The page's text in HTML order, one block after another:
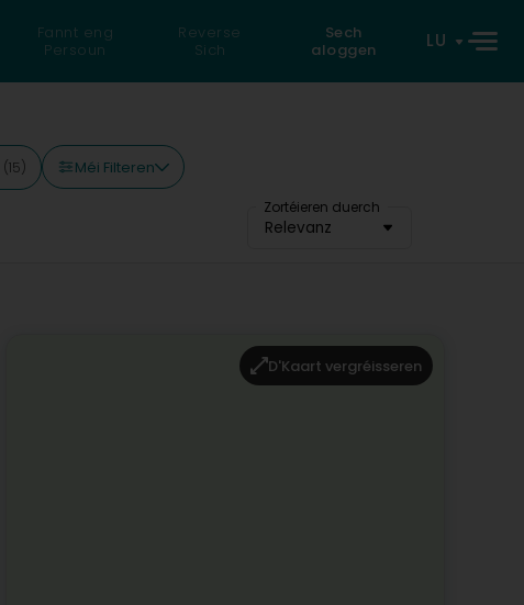
Fannt eng
Persoun
Reverse
Sich
Sech
aloggen
LU
(15) Méi Filteren
Zortéieren duerch
Relevanz
D'Kaart vergréisseren